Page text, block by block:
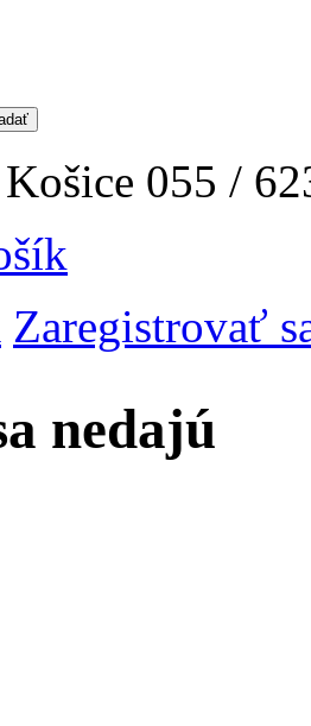
055 /
Zaregistrovať
nedajú